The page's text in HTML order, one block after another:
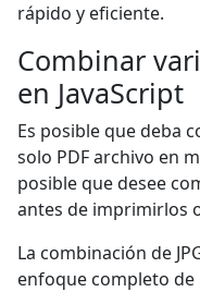
rápido y eficiente.
Combinar
en JavaScript
Es posible que deba
solo PDF archivo en
posible que desee
antes de imprimirlos
La combinación de
enfoque completo